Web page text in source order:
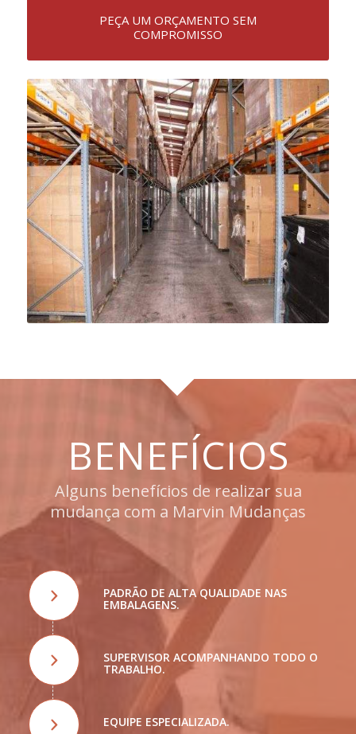
PEÇA UM ORÇAMENTO SEM
COMPROMISSO
BENEFÍCIOS
Alguns benefícios de realizar sua
mudança com a Marvin Mudanças
PADRÃO DE ALTA QUALIDADE NAS
EMBALAGENS.
SUPERVISOR ACOMPANHANDO TODO O
TRABALHO.
EQUIPE ESPECIALIZADA.